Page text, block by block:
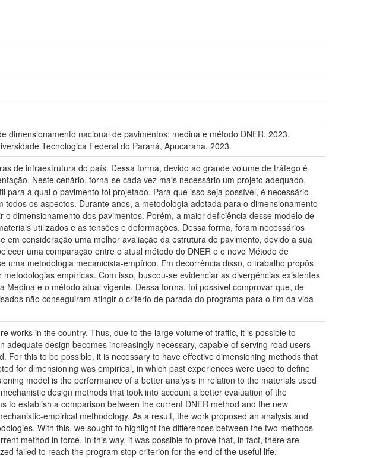
dimensionamento nacional de pavimentos: medina e método DNER. 2023.
Tecnológica Federal do Paraná, Apucarana, 2023.
de infraestrutura do país. Dessa forma, devido ao grande volume de tráfego é
Neste cenário, torna-se cada vez mais necessário um projeto adequado,
a qual o pavimento foi projetado. Para que isso seja possível, é necessário
os aspectos. Durante anos, a metodologia adotada para o dimensionamento
dimensionamento dos pavimentos. Porém, a maior deficiência desse modelo de
utilizados e as tensões e deformações. Dessa forma, foram necessários
consideração uma melhor avaliação da estrutura do pavimento, devido a sua
uma comparação entre o atual método do DNER e o novo Método de
uma metodologia mecanicista-empírico. Em decorrência disso, o trabalho propôs
empíricas. Com isso, buscou-se evidenciar as divergências existentes
e o método atual vigente. Dessa forma, foi possível comprovar que, de
não conseguiram atingir o critério de parada do programa para o fim da vida
works in the country. Thus, due to the large volume of traffic, it is possible to
design becomes increasingly necessary, capable of serving road users
this to be possible, it is necessary to have effective dimensioning methods that
for dimensioning was empirical, in which past experiences were used to define
model is the performance of a better analysis in relation to the materials used
design methods that took into account a better evaluation of the
to establish a comparison between the current DNER method and the new
empirical methodology. As a result, the work proposed an analysis and
With this, we sought to highlight the differences between the two methods
method in force. In this way, it was possible to prove that, in fact, there are
failed to reach the program stop criterion for the end of the useful life.